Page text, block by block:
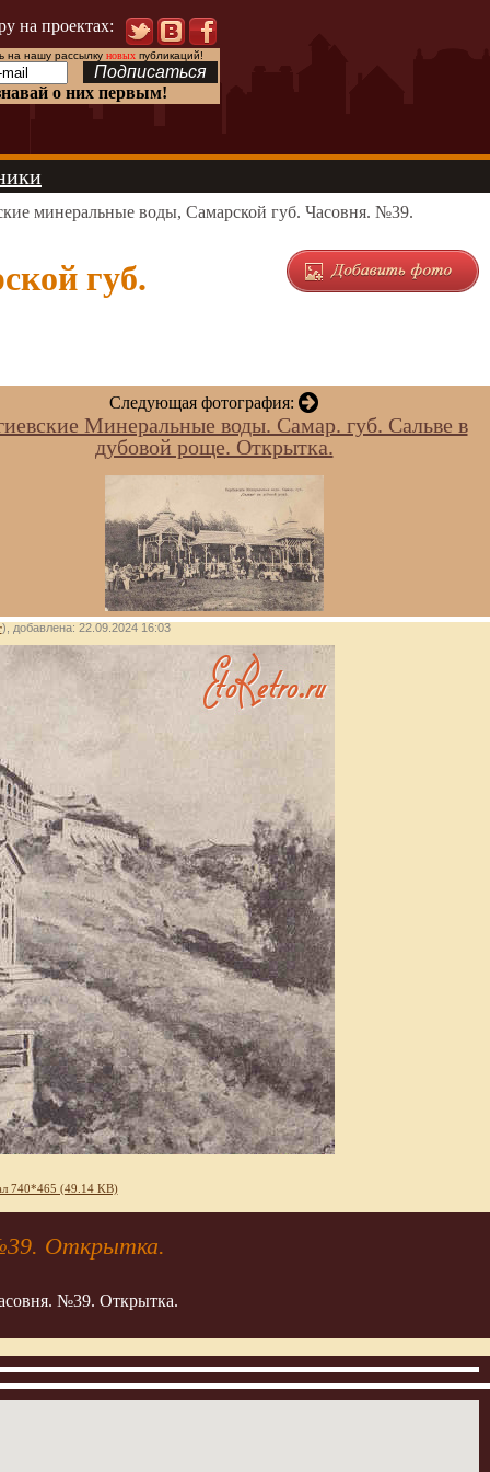
на проектах:
на нашу рассылку новыхпубликаций!
о них первым!
минеральные воды, Самарской губ. Часовня. №39.
губ.
Следующая фотография:
Минеральные воды. Самар. губ. Сальве в
дубовой роще. Открытка.
), добавлена: 22.09.2024 16:03
740*465 (49.14 KB)
Открытка.
№39. Открытка.